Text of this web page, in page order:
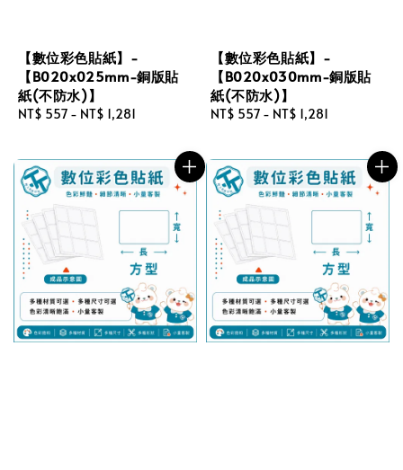
【數位彩色貼紙】-
【B020x025mm-銅版貼
紙(不防水)】
Regular
NT$ 557 - NT$ 1,281
【數位彩色貼紙】-
【B020x030mm-銅版貼
紙(不防水)】
Regular
NT$ 557 - NT$ 1,281